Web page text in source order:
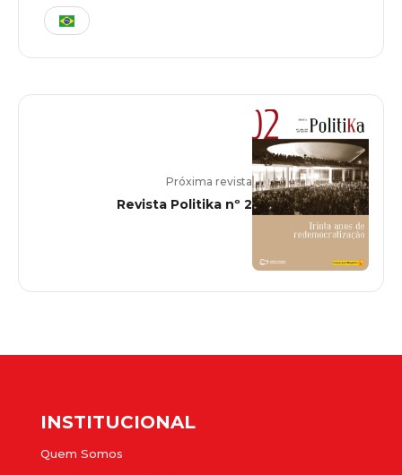
Próxima revista
Revista Politika nº 2
INSTITUCIONAL
Quem Somos